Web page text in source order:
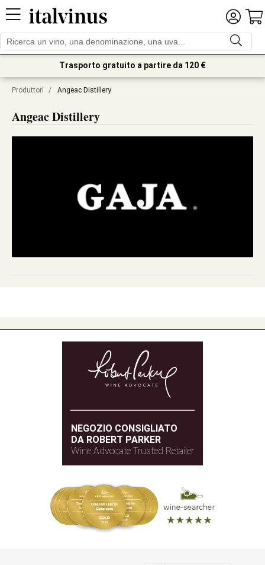
Trasporto gratuito a partire da 120 €
Produttori / Angeac Distillery
Angeac Distillery
NEGOZIO CONSIGLIATO
DA ROBERT PARKER
Wine Advocate Trusted Retailer